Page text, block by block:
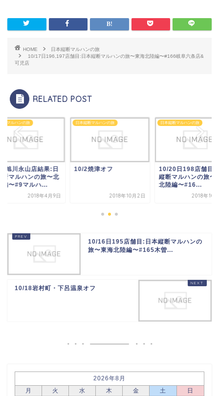
HOME
日本縦断マルハンの旅
10/17日196,197店舗目:日本縦断マルハンの旅〜東海北陸編〜#166岐阜六条店&
可児店
RELATED POST
断マルハンの旅
旭川永山店結果:日
断マルハンの旅〜北
編〜#9マルハ...
2018年4月9日
日本縦断マルハンの旅
10/2焼津オフ
2018年10月2日
日本縦断マルハンの旅
10/20日198店舗目:
縦断マルハンの旅〜
北陸編〜#16...
2018年10
10/16日195店舗目:日本縦断マルハンの
旅〜東海北陸編〜#165木曽...
10/18岩村町・下呂温泉オフ
2026年8月
月
火 水 木 金 土
日